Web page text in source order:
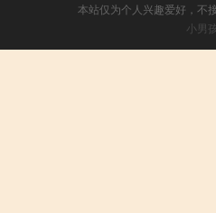
本站仅为个人兴趣爱好，不
小男孩